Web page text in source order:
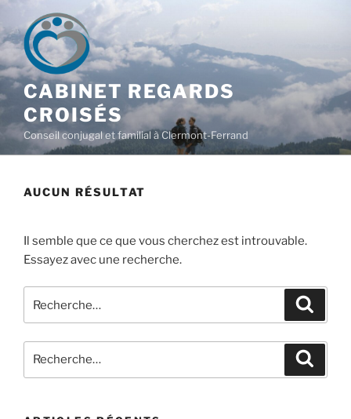
CABINET REGARDS
CROISÉS
Conseil conjugal et familial à Clermont-Ferrand
AUCUN RÉSULTAT
Il semble que ce que vous cherchez est introuvable.
Essayez avec une recherche.